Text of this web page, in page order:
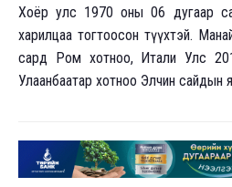
Хоёр улс 1970 оны 06 дугаар
харилцаа тогтоосон түүхтэй.
сард Ром хотноо, Итали Улс
Улаанбаатар хотноо Элчин сайдын